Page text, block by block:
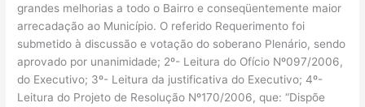
grandes melhorias a todo o Bairro e conseqüentemente maior
arrecadação ao Município. O referido Requerimento foi
submetido à discussão e votação do soberano Plenário, sendo
aprovado por unanimidade; 2º- Leitura do Ofício Nº097/2006,
do Executivo; 3º- Leitura da justificativa do Executivo; 4º-
Leitura do Projeto de Resolução Nº170/2006, que: “Dispõe